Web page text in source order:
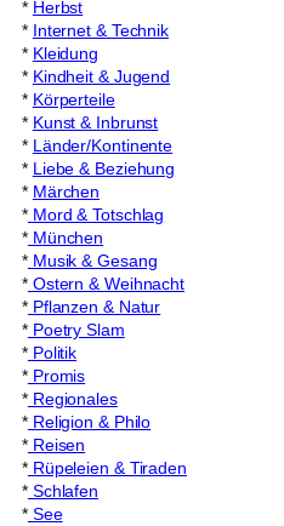
* Herbst
* Internet & Technik
* Kleidung
* Kindheit & Jugend
* Körperteile
* Kunst & Inbrunst
* Länder/Kontinente
* Liebe & Beziehung
* Märchen
*Mord & Totschlag
*München
*Musik & Gesang
*Ostern & Weihnacht
*Pflanzen & Natur
*Poetry Slam
*Politik
*Promis
*Regionales
*Religion & Philo
*Reisen
*Rüpeleien & Tiraden
*Schlafen
*See